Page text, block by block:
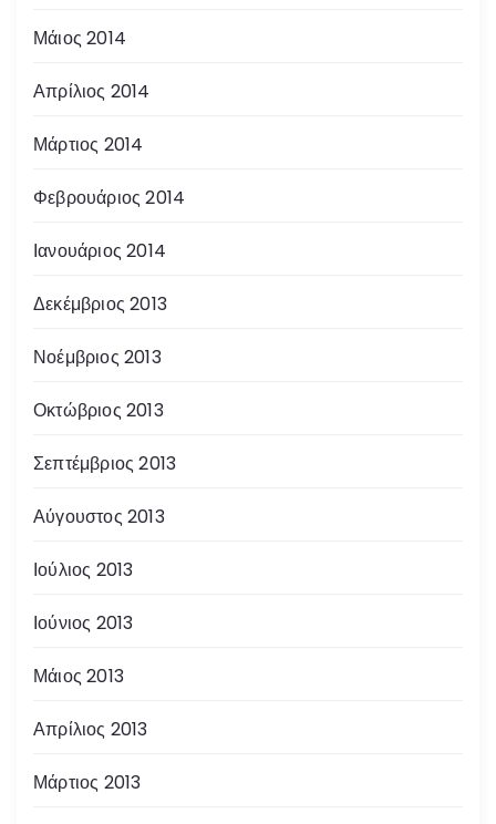
Μάιος 2014
Απρίλιος 2014
Μάρτιος 2014
Φεβρουάριος 2014
Ιανουάριος 2014
Δεκέμβριος 2013
Νοέμβριος 2013
Οκτώβριος 2013
Σεπτέμβριος 2013
Αύγουστος 2013
Ιούλιος 2013
Ιούνιος 2013
Μάιος 2013
Απρίλιος 2013
Μάρτιος 2013